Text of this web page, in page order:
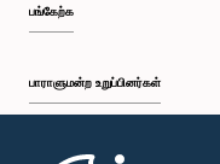
பங்கேற்க
பாராளுமன்ற உறுப்பினர்கள்
முதற்பக்கம்